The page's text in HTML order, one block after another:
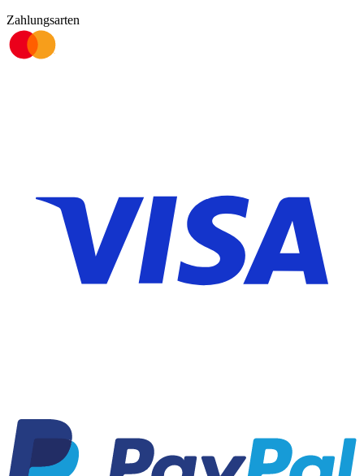
Zahlungsarten